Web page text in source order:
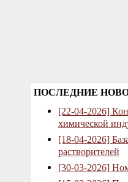
ПОСЛЕДНИЕ
[22-04-2026]
химической
[18-04-2026]
растворителей
[30-03-2026]